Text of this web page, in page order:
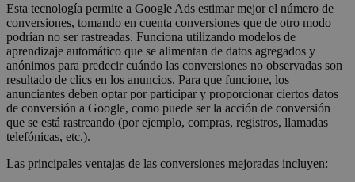
Esta tecnología permite a Google Ads estimar mejor el número de
conversiones, tomando en cuenta conversiones que de otro modo
podrían no ser rastreadas. Funciona utilizando modelos de
aprendizaje automático que se alimentan de datos agregados y
anónimos para predecir cuándo las conversiones no observadas son
resultado de clics en los anuncios. Para que funcione, los
anunciantes deben optar por participar y proporcionar ciertos datos
de conversión a Google, como puede ser la acción de conversión
que se está rastreando (por ejemplo, compras, registros, llamadas
telefónicas, etc.).
Las principales ventajas de las conversiones mejoradas incluyen: